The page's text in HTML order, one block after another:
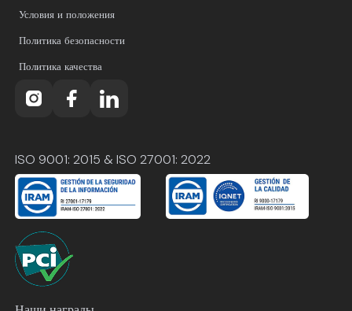
Условия и положения
Политика безопасности
Политика качества
ISO 9001: 2015 & ISO 27001: 2022